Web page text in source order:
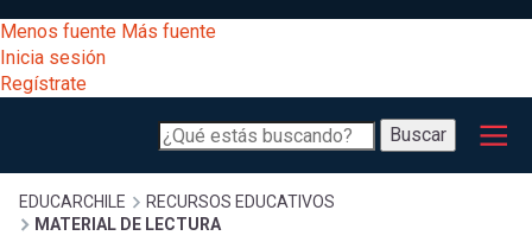
al
contenido
principal
[Educarchile
Escritorio]
Menos fuente Más fuente
Inicia sesión
Regístrate
Buscar
Buscar
Menú
principal
Desarrollo
Expand
Gestión
Sobrescribir
EDUCARCHILE
RECURSOS EDUCATIVOS
MATERIAL DE LECTURA